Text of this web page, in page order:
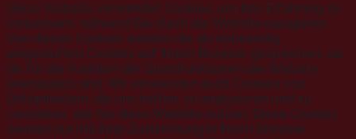
Diese Website verwendet Cookies, um Ihre Erfahrung zu
verbessern, während Sie durch die Website navigieren.
Von diesen Cookies werden die als notwendig
eingestuften Cookies auf Ihrem Browser gespeichert, da
sie für die Funktion der Grundfunktionen der Website
unerlässlich sind. Wir verwenden auch Cookies von
Drittanbietern, die uns helfen, zu analysieren und zu
verstehen, wie Sie diese Website nutzen. Diese Cookies
werden nur mit Ihrer Zustimmung in Ihrem Browser